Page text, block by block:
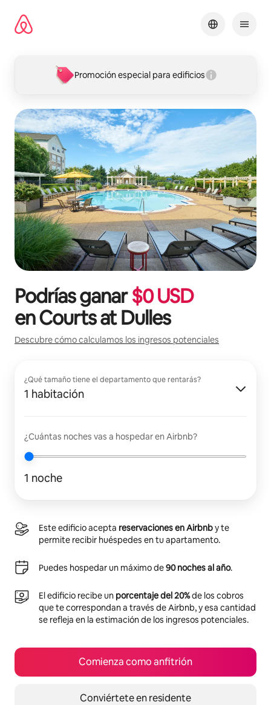
contenido
Promoción especial para edificios
Podrías ganar$0USD
enCourts at Dulles
Descubre cómo calculamos los ingresos potenciales
¿Qué tamaño tiene el departamento que rentarás?
1 habitación
¿Cuántas noches vas a hospedar en Airbnb?
1 noche
Este edificio acepta reservaciones en Airbnby te
permite recibir huéspedes en tu apartamento.
Puedes hospedar un máximo de90 noches al año.
El edificio recibe un porcentaje del 20%de los cobros
que te correspondan a través de Airbnb, y esa cantidad
se refleja en la estimación de los ingresos potenciales.
Comienza como anfitrión
Conviértete en residente